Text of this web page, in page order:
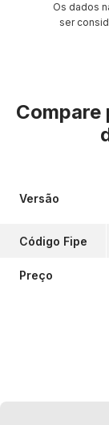
Os dados
ser
Compare
Versão
Código Fipe
Preço